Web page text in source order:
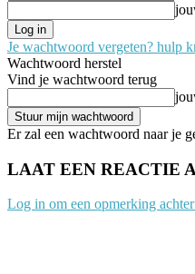
Je wachtwoord vergeten? hulp
Wachtwoord herstel
Vind je wachtwoord terug
Er zal een wachtwoord naar je
LAAT EEN REACTIE
Log in om een opmerking